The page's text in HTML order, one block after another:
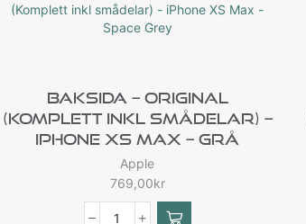
Baksida – Original
(Komplett Inkl Smådelar) –
IPhone XS Max – Grå
Apple
769,00kr